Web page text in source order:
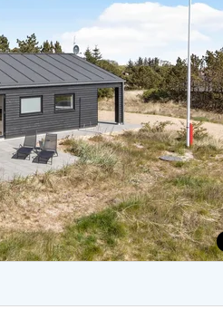
Ferienhäuser Sondervig
Houstrup
Houvig
auf Holmsland Klit
in Holmsland
Hvide Sande
Jegum
Klegod
Lodbjerg Hede
Nr. Lyngvig